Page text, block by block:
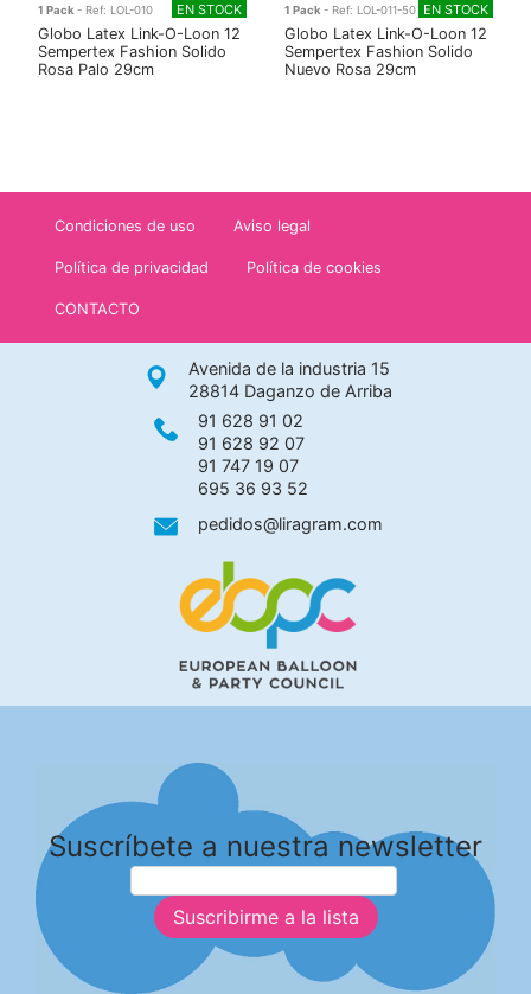
1 Pack - Ref: LOL-010 EN STOCK
Globo Latex Link-O-Loon 12
Sempertex Fashion Solido
Rosa Palo 29cm
1 Pack - Ref: LOL-011-50 EN STOCK
Globo Latex Link-O-Loon 12
Sempertex Fashion Solido
Nuevo Rosa 29cm
Condiciones de uso Aviso legal
Política de privacidad Política de cookies
CONTACTO
Avenida de la industria 15
28814 Daganzo de Arriba
91 628 91 02
91 628 92 07
91 747 19 07
695 36 93 52
pedidos@liragram.com
Suscríbete a nuestra newsletter
Suscribirme a la lista